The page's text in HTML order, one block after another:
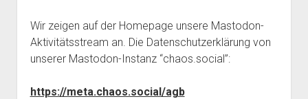
Wir zeigen auf der Homepage unsere Mastodon-
Aktivitätsstream an. Die Datenschutzerklärung von
unserer Mastodon-Instanz “chaos.social”:
https://meta.chaos.social/agb